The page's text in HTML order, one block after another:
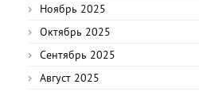
Ноябрь 2025
Октябрь 2025
Сентябрь 2025
Август 2025